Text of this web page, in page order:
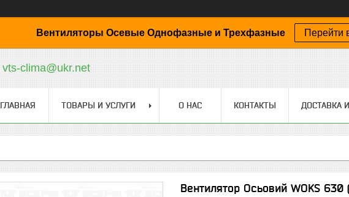
Вентиляторы Осевые Однофазные и Трехфазные Перейти
vts-clima@ukr.net
ГЛАВНАЯ ТОВАРЫ И УСЛУГИ О НАС КОНТАКТЫ ДОСТАВКА
Вентилятор Осьовий WOKS 630